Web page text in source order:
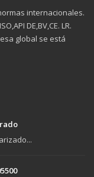
internacionales.
DE,BV,CE. LR.
global se está